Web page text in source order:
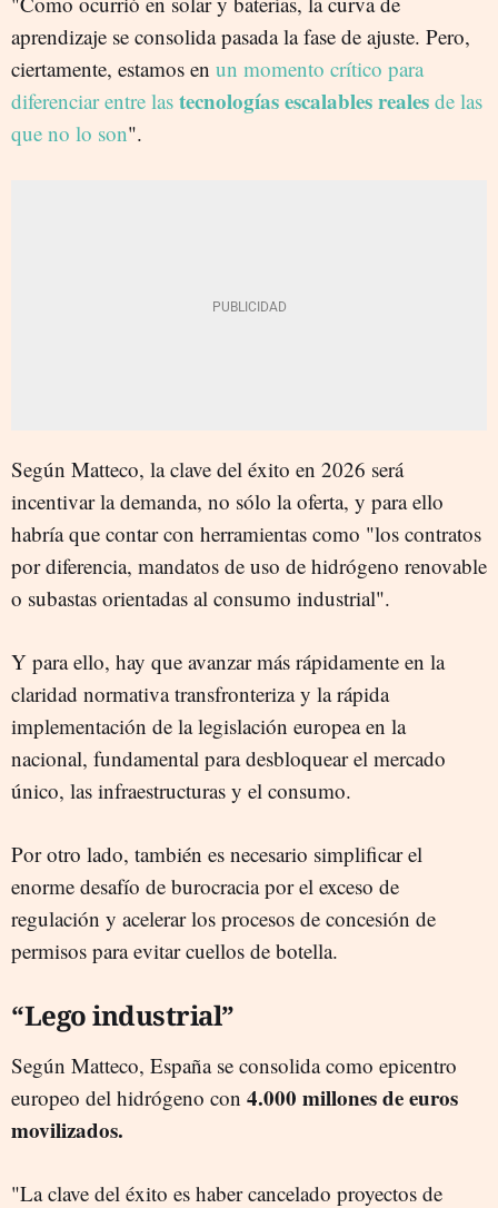
aprendizaje se consolida pasada la fase de ajuste. Pero,
ciertamente, estamos en un momento crítico para
diferenciar entre las tecnologías escalables reales de las
que no lo son".
Según Matteco, la clave del éxito en 2026 será
incentivar la demanda, no sólo la oferta, y para ello
habría que contar con herramientas como "los contratos
por diferencia, mandatos de uso de hidrógeno renovable
o subastas orientadas al consumo industrial".
Y para ello, hay que avanzar más rápidamente en la
claridad normativa transfronteriza y la rápida
implementación de la legislación europea en la
nacional, fundamental para desbloquear el mercado
único, las infraestructuras y el consumo.
Por otro lado, también es necesario simplificar el
enorme desafío de burocracia por el exceso de
regulación y acelerar los procesos de concesión de
permisos para evitar cuellos de botella.
“Lego industrial”
Según Matteco, España se consolida como epicentro
europeo del hidrógeno con 4.000 millones de euros
movilizados.
"La clave del éxito es haber cancelado proyectos de